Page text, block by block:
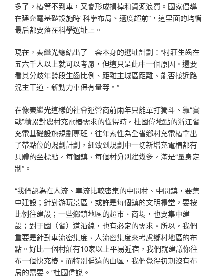
多了，樁等不到車，又會形成損掉和資源浪費。國家倡導
在建充電基礎設施時“科學布局、適度超前”，這里面的均衡
最后都要落在科學選址上。
現在，秦繼光總結出了一套本身的選址計劃：“村莊生齒在
五六千人以上就可以考慮，但這只是此中一個原因。還要
看其分歧年齡段生齒比例、距離主城區距離、能否接近路
況主干道、新動力車保有量等。”
在像秦繼光這樣的社會運營商前兩年只能單打獨斗、靠“實
戰”積累對農村充電樁需求的懂得時，杜國偉地點的浙江省
充電基礎設施規劃專班，往年索性為全省鄉村充電樁拿出
了帶點位的規劃計劃，細致到規劃中一切新增充電樁都有
具體的坐標點，每個鎮、每個村分別建幾多，滿是“量身定
制”。
“我們認為在人流、車流比較密集的中間村、中間鎮，要集
中建設；針對游玩景區，或許是每個鎮的文明禮堂，要按
比例往建設；一些鄉鎮地區的超市、商場，也要集中建
設；對于國（省）道沿線，也有必定的需求。所以，我們
重要是針對車流密集度、人流密集度來考慮鄉村地區的布
點。好比一個村莊有10家以上平易近宿，我們就建議你往
布一個快充樁。而特別偏遠的山區，我們覺得初期沒有布
局的需要。”杜國偉說。